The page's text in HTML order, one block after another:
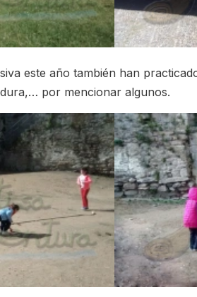
este año también han
por mencionar algunos.